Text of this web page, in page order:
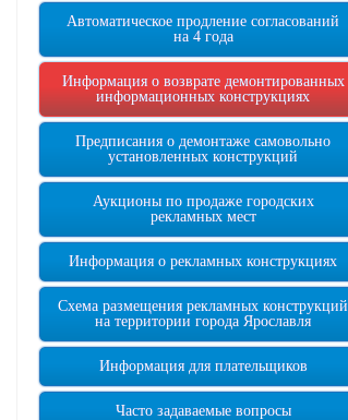
Автоматическое продление согласований
на 4 года
Информация о возврате демонтированных
информационных конструкциях
Предписания о демонтаже самовольно
установленных конструкций
Аукционы по продаже городских
рекламных мест
Информация о рекламных конструкциях
Схема размещения рекламных конструкций
на территории города Ярославля
Информация для плательщиков
Часто задаваемые вопросы